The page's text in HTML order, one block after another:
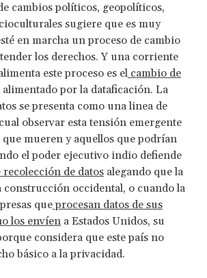
cambios políticos, geopolíticos,
sugiere que es muy
en marcha un proceso de cambio
los derechos. Y una corriente
este proceso es el cambio de
alimentado por la dataficación. La
se presenta como una linea de
observar esta tensión emergente
mueren y aquellos que podrían
el poder ejecutivo indio defiende
de datos alegando que la
construcción occidental, o cuando la
queprocesan datos de sus
los envíen a Estados Unidos, su
considera que este país no
básico a la privacidad.